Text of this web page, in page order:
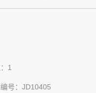
1
号：JD10405